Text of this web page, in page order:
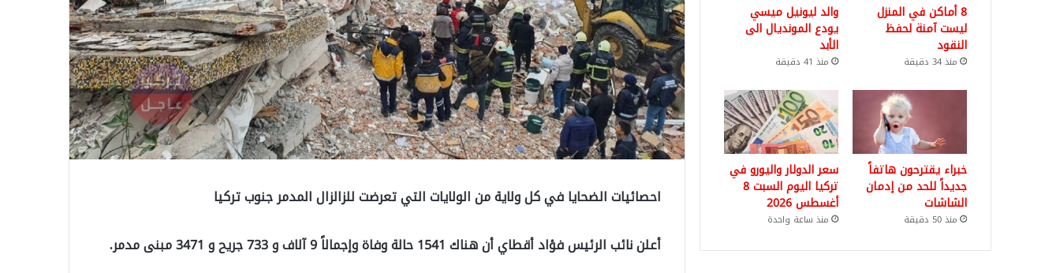
احصائيات الضحايا في كل ولاية من الولايات التي تعرضت للزالزال المدمر جنوب تركيا
أعلن نائب الرئيس فؤاد أقطاي أن هناك 1541 حالة وفاة وإجمالاً 9 آلاف و 733 جريح و 3471 مبنى مدمر.
8 أماكن في المنزل
ليست آمنة لحفظ
النقود
منذ 34 دقيقة
والد ليونيل ميسي
يودع المونديال الى
الأبد
منذ 41 دقيقة
خبراء يقترحون هاتفاً
جديداً للحد من إدمان
الشاشات
منذ 50 دقيقة
سعر الدولار واليورو في
تركيا اليوم السبت 8
أغسطس 2026
منذ ساعة واحدة